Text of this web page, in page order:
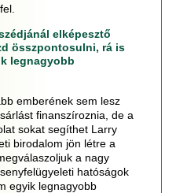
elképesztő
összpontosulni, rá is
legnagyobb
emberének sem lesz
finanszíroznia, de a
sokat segíthet Larry
birodalom jön létre a
a nagy
hatóságok
egyik legnagyobb